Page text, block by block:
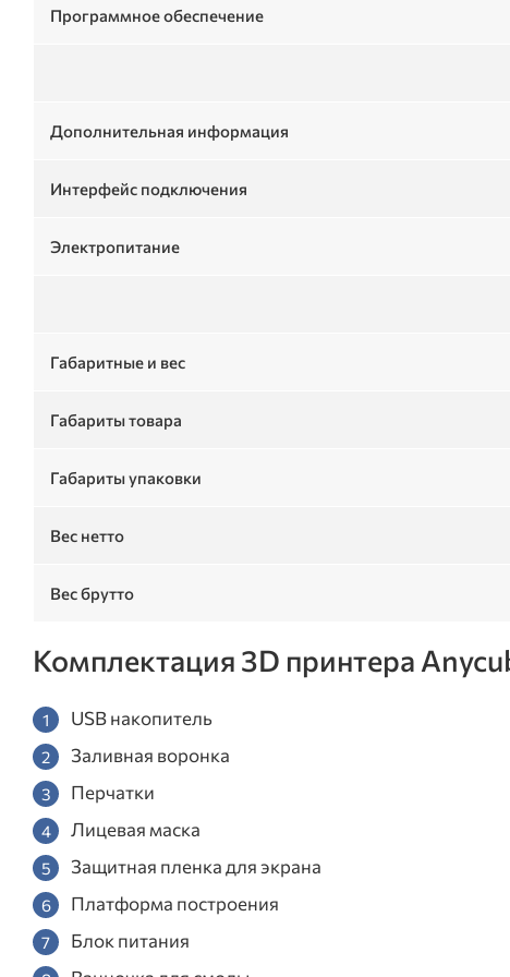
Программное обеспечение
Дополнительная информация
Интерфейс подключения
Электропитание
Габаритные и вес
Габариты товара
Габариты упаковки
Вес нетто
Вес брутто
Комплектация 3D принтера
USB накопитель
Заливная воронка
Перчатки
Лицевая маска
Защитная пленка для экрана
Платформа построения
Блок питания